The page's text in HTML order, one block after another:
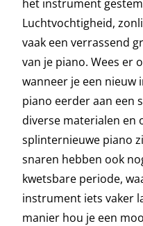
het instrument
Luchtvochtigheid,
vaak een verrassend
van je piano. Wees er
wanneer je een nieuw
piano eerder aan een
diverse materialen en
splinternieuwe piano
snaren hebben ook
kwetsbare periode,
instrument iets vaker
manier hou je een